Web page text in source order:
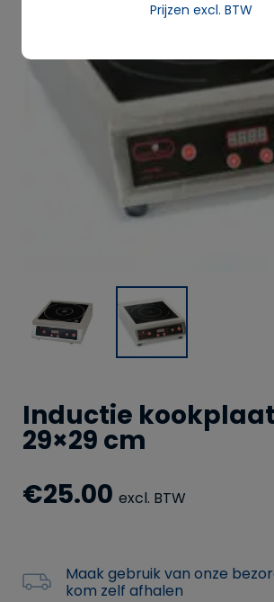
Inductie
29×29 cm
€25.00 excl. BTW
Maak gebruik van onze
kom zelf afhalen
Prijzen excl. BTW